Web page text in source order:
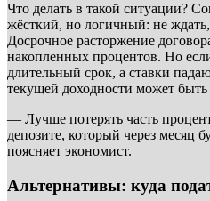
Что делать в такой ситуации?
жёсткий, но логичный: не ждать,
Досрочное расторжение
накопленных процентов. Но
длительный срок, а ставки
текущей доходности может
— Лучше потерять часть
депозите, который через месяц
поясняет экономист.
Альтернативы: куда